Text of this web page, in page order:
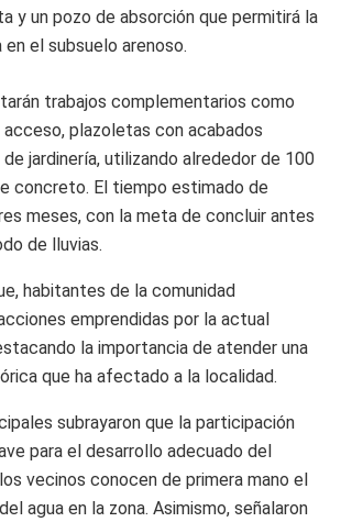
y un pozo de absorción que permitirá la
el subsuelo arenoso.
trabajos complementarios como
acceso, plazoletas con acabados
jardinería, utilizando alrededor de 100
concreto. El tiempo estimado de
meses, con la meta de concluir antes
de lluvias.
habitantes de la comunidad
emprendidas por la actual
la importancia de atender una
que ha afectado a la localidad.
subrayaron que la participación
para el desarrollo adecuado del
vecinos conocen de primera mano el
agua en la zona. Asimismo, señalaron